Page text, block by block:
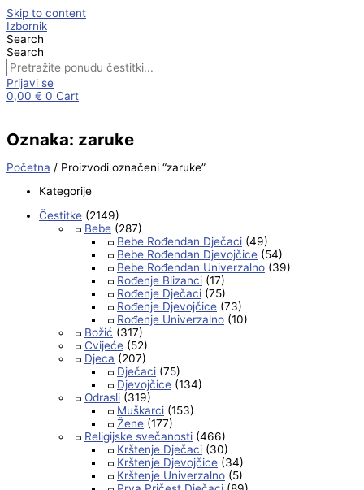
Skip to content
Izbornik
Search
Search
Prijavi se
0,00 € 0 Cart
Oznaka: zaruke
Početna / Proizvodi označeni “zaruke”
Kategorije
Čestitke (2149)
Bebe (287)
Bebe Rođendan Dječaci (49)
Bebe Rođendan Djevojčice (54)
Bebe Rođendan Univerzalno (39)
Rođenje Blizanci (17)
Rođenje Dječaci (75)
Rođenje Djevojčice (73)
Rođenje Univerzalno (10)
Božić (317)
Cvijeće (52)
Djeca (207)
Dječaci (75)
Djevojčice (134)
Odrasli (319)
Muškarci (153)
Žene (177)
Religijske svečanosti (466)
Krštenje Dječaci (30)
Krštenje Djevojčice (34)
Krštenje Univerzalno (5)